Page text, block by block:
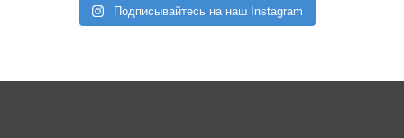
Подписывайтесь на наш Instagram